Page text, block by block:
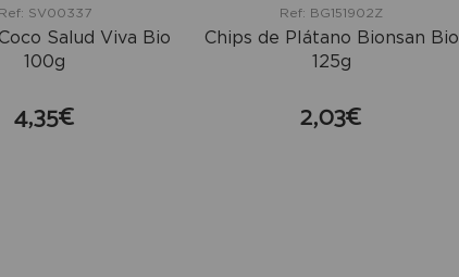
Ref: SV00337
Salud Viva Bio
100g
4,35€
Ref: BG151902Z
Chips de Plátano Bionsan Bio
125g
2,03€